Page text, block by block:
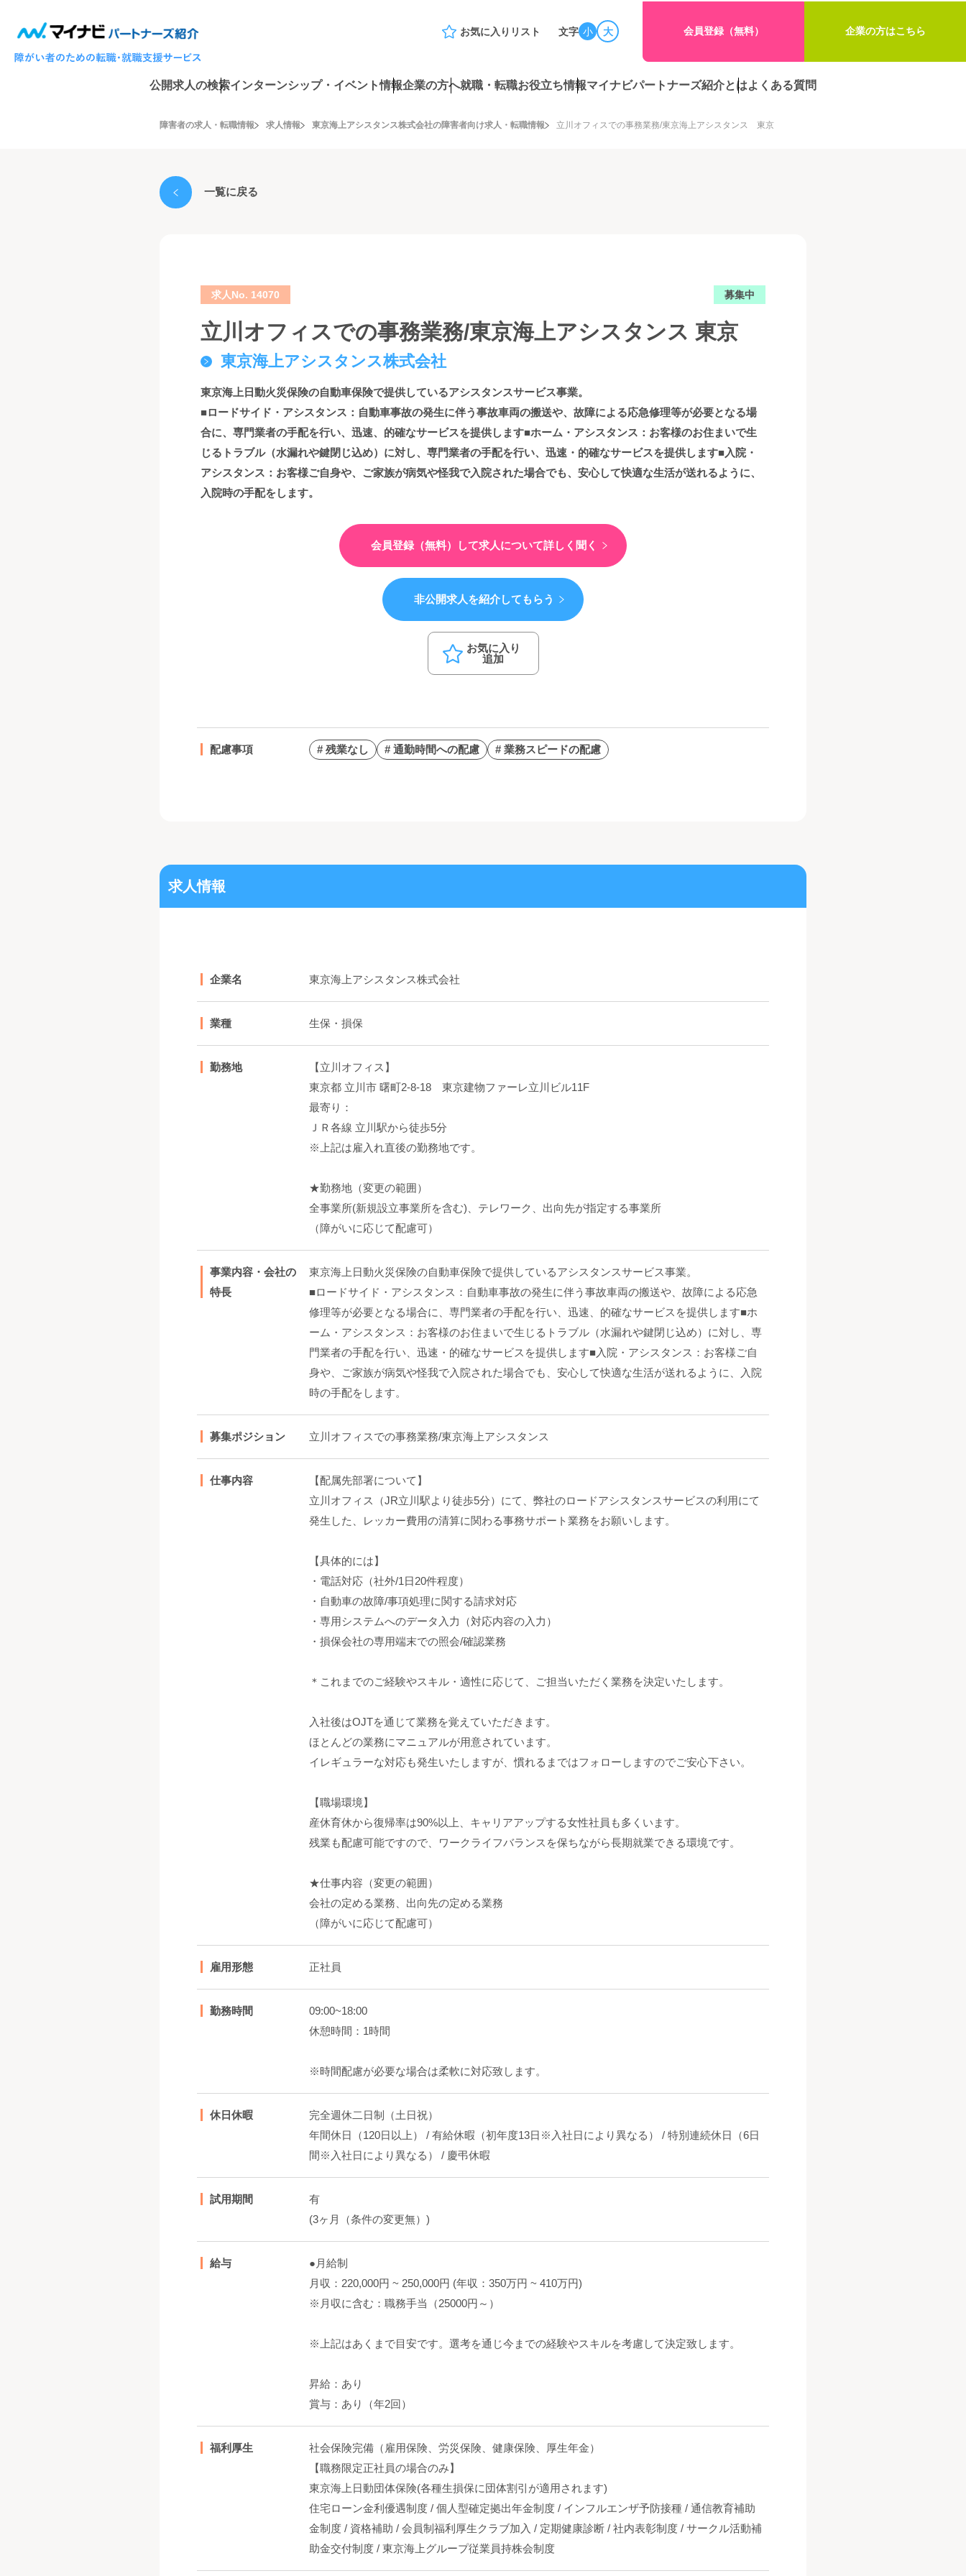
お気に入りリスト 文字 小 大 会員登録（無料） 企業の方はこちら
公開求人の検索インターンシップ・イベント情報企業の方へ就職・転職お役立ち情報マイナビパートナーズ紹介とはよくある質問
障害者の求人・転職情報 求人情報 東京海上アシスタンス株式会社の障害者向け求人・転職情報 立川オフィスでの事務業務/東京海上アシスタンス 東京
一覧に戻る
求人No. 14070 募集中
立川オフィスでの事務業務/東京海上アシスタンス 東京
東京海上アシスタンス株式会社
東京海上日動火災保険の自動車保険で提供しているアシスタンスサービス事業。
■ロードサイド・アシスタンス：自動車事故の発生に伴う事故車両の搬送や、故障による応急修理等が必要となる場
合に、専門業者の手配を行い、迅速、的確なサービスを提供します■ホーム・アシスタンス：お客様のお住まいで生
じるトラブル（水漏れや鍵閉じ込め）に対し、専門業者の手配を行い、迅速・的確なサービスを提供します■入院・
アシスタンス：お客様ご自身や、ご家族が病気や怪我で入院された場合でも、安心して快適な生活が送れるように、
入院時の手配をします。
会員登録（無料）して求人について詳しく聞く
非公開求人を紹介してもらう
お気に入り
追加
配慮事項 # 残業なし # 通勤時間への配慮 # 業務スピードの配慮
求人情報
企業名 東京海上アシスタンス株式会社
業種 生保・損保
勤務地
【立川オフィス】
東京都 立川市 曙町2-8-18 東京建物ファーレ立川ビル11F
最寄り：
ＪＲ各線 立川駅から徒歩5分
※上記は雇入れ直後の勤務地です。
★勤務地（変更の範囲）
全事業所(新規設立事業所を含む)、テレワーク、出向先が指定する事業所
（障がいに応じて配慮可）
事業内容・会社の
特長
東京海上日動火災保険の自動車保険で提供しているアシスタンスサービス事業。
■ロードサイド・アシスタンス：自動車事故の発生に伴う事故車両の搬送や、故障による応急
修理等が必要となる場合に、専門業者の手配を行い、迅速、的確なサービスを提供します■ホ
ーム・アシスタンス：お客様のお住まいで生じるトラブル（水漏れや鍵閉じ込め）に対し、専
門業者の手配を行い、迅速・的確なサービスを提供します■入院・アシスタンス：お客様ご自
身や、ご家族が病気や怪我で入院された場合でも、安心して快適な生活が送れるように、入院
時の手配をします。
募集ポジション 立川オフィスでの事務業務/東京海上アシスタンス
仕事内容
【配属先部署について】
立川オフィス（JR立川駅より徒歩5分）にて、弊社のロードアシスタンスサービスの利用にて
発生した、レッカー費用の清算に関わる事務サポート業務をお願いします。
【具体的には】
・電話対応（社外/1日20件程度）
・自動車の故障/事項処理に関する請求対応
・専用システムへのデータ入力（対応内容の入力）
・損保会社の専用端末での照会/確認業務
＊これまでのご経験やスキル・適性に応じて、ご担当いただく業務を決定いたします。
入社後はOJTを通じて業務を覚えていただきます。
ほとんどの業務にマニュアルが用意されています。
イレギュラーな対応も発生いたしますが、慣れるまではフォローしますのでご安心下さい。
【職場環境】
産休育休から復帰率は90%以上、キャリアアップする女性社員も多くいます。
残業も配慮可能ですので、ワークライフバランスを保ちながら長期就業できる環境です。
★仕事内容（変更の範囲）
会社の定める業務、出向先の定める業務
（障がいに応じて配慮可）
雇用形態 正社員
勤務時間
09:00~18:00
休憩時間：1時間
※時間配慮が必要な場合は柔軟に対応致します。
休日休暇
完全週休二日制（土日祝）
年間休日（120日以上） / 有給休暇（初年度13日※入社日により異なる） / 特別連続休日（6日
間※入社日により異なる） / 慶弔休暇
試用期間
有
(3ヶ月（条件の変更無）)
給与
●月給制
月収：220,000円 ~ 250,000円 (年収：350万円 ~ 410万円)
※月収に含む：職務手当（25000円～）
※上記はあくまで目安です。選考を通じ今までの経験やスキルを考慮して決定致します。
昇給：あり
賞与：あり（年2回）
福利厚生
社会保険完備（雇用保険、労災保険、健康保険、厚生年金）
【職務限定正社員の場合のみ】
東京海上日動団体保険(各種生損保に団体割引が適用されます)
住宅ローン金利優遇制度 / 個人型確定拠出年金制度 / インフルエンザ予防接種 / 通信教育補助
金制度 / 資格補助 / 会員制福利厚生クラブ加入 / 定期健康診断 / 社内表彰制度 / サークル活動補
助金交付制度 / 東京海上グループ従業員持株会制度